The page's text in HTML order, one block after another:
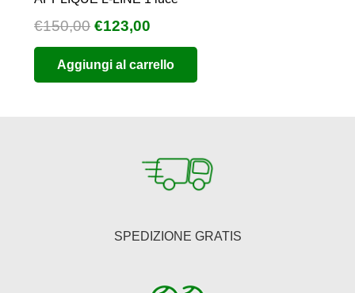
€150,00 Il
prezzo
originale
era:
€123,00
prezzo
attuale
è:
Aggiungi al carrello
SPEDIZIONE GRATIS